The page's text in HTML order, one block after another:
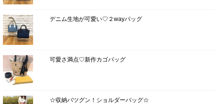
デニム生地が可愛い♡２wayバッグ
可愛さ満点♡新作カゴバッグ
☆収納バツグン！ショルダーバッグ☆